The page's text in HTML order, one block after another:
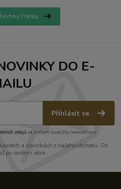
články
DO E-
Přihlásit se
údajůza účelem rozesílky newsletteru.
a novinkách z našeho obchodu. Od
po sezónní akce.